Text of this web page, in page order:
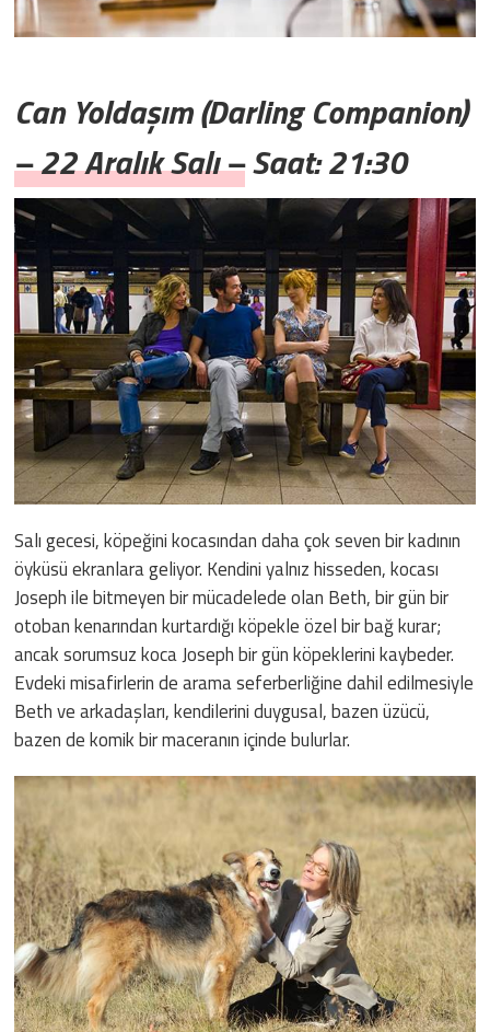
Can Yoldaşım (Darling Companion)
– 22 Aralık Salı – Saat: 21:30
Salı gecesi, köpeğini kocasından daha çok seven bir kadının
öyküsü ekranlara geliyor. Kendini yalnız hisseden, kocası
Joseph ile bitmeyen bir mücadelede olan Beth, bir gün bir
otoban kenarından kurtardığı köpekle özel bir bağ kurar;
ancak sorumsuz koca Joseph bir gün köpeklerini kaybeder.
Evdeki misafirlerin de arama seferberliğine dahil edilmesiyle
Beth ve arkadaşları, kendilerini duygusal, bazen üzücü,
bazen de komik bir maceranın içinde bulurlar.